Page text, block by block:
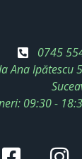
0745
Ana Ipătescu
09:30 -